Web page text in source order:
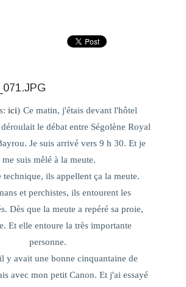
ici) Ce matin, j'étais devant l'hôtel
le débat entre Ségolène Royal
Je suis arrivé vers 9 h 30. Et je
me suis mêlé à la meute.
technique, ils appellent ça la meute.
et perchistes, ils entourent les
Dès que la meute a repéré sa proie,
Et elle entoure la très importante
personne.
y avait une bonne cinquantaine de
avec mon petit Canon. Et j'ai essayé